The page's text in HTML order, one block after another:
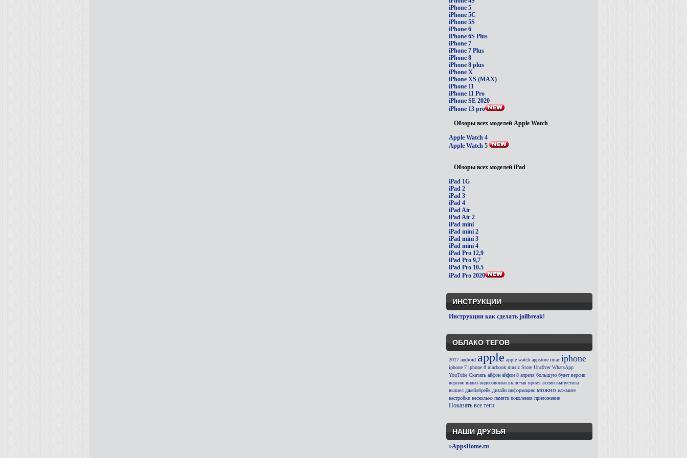
iPhone 5
iPhone 5C
iPhone 5S
iPhone 6
iPhone 6S Plus
iPhone 7
iPhone 7 Plus
iPhone 8
iPhone 8 plus
iPhone X
iPhone XS (MAX)
iPhone 11
iPhone 11 Pro
iPhone SE 2020
iPhone 13 pro
Обзоры всех моделей Apple Watch
Apple Watch 4
Apple Watch 5
Обзоры всех моделей iPad
iPad 1G
iPad 2
iPad 3
iPad 4
iPad Air
iPad Air 2
iPad mini
iPad mini 2
iPad mini 3
iPad mini 4
iPad Pro 12,9
iPad Pro 9,7
iPad Pro 10.5
iPad Pro 2020
ИНСТРУКЦИИ
Инструкции как сделать jailbreak!
ОБЛАКО ТЕГОВ
2017 android apple apple watch appstore imac iphone
iphone 7 iphone 8 macbook music Store Unc0ver WhatsApp
YouTube Скачать айфон айфон 8 апреля большую будет версии
версию видео видеозвонки включая время всеми выпустила
вышел джейлбрейк дизайн информацию можно нажмите
настройки несколько памяти поколения приложение
Показать все теги
НАШИ ДРУЗЬЯ
»AppsHome.ru